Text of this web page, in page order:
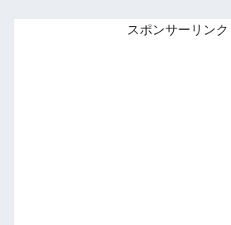
スポンサーリンク